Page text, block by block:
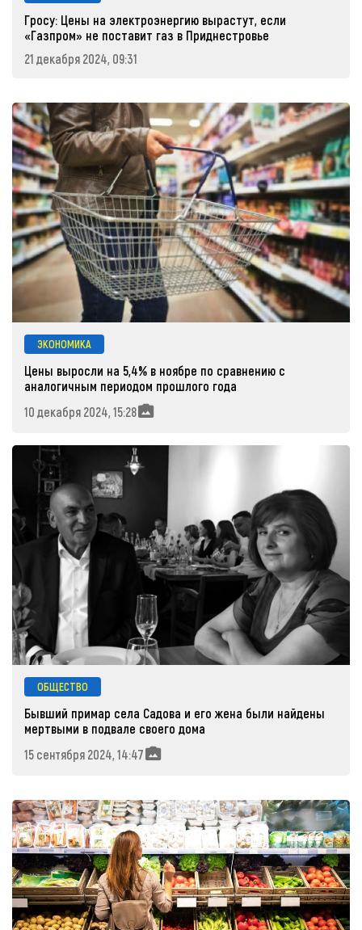
Гросу: Цены на электроэнергию вырастут, если
«Газпром» не поставит газ в Приднестровье
21 декабря 2024, 09:31
ЭКОНОМИКА
Цены выросли на 5,4% в ноябре по сравнению с
аналогичным периодом прошлого года
10 декабря 2024, 15:28
ОБЩЕСТВО
Бывший примар села Садова и его жена были найдены
мертвыми в подвале своего дома
15 сентября 2024, 14:47